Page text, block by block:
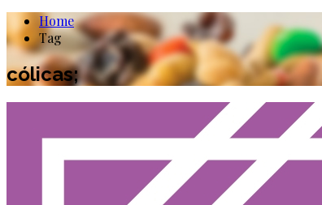
Home
Tag
cólicas;